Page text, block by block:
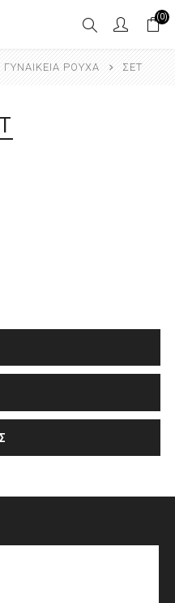
(0)
ΓΥΝΑΙΚΕΙΑ ΡΟΥΧΑ ΣΕΤ